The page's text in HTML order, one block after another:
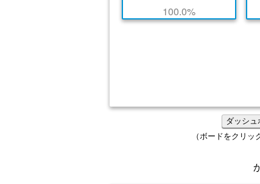
100.0%
ダッシュ
（ボードをクリ